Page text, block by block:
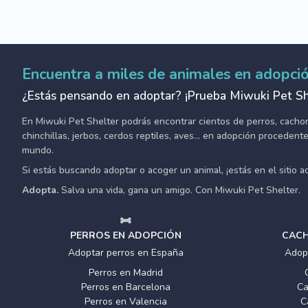
Encuentra a miles de animales en
¿Estás pensando en adoptar? ¡Prueba Miwuki Pet
En Miwuki Pet Shelter podrás encontrar cientos de perros,
chinchillas, jerbos, cerdos reptiles, aves... en adopción
mundo.
Si estás buscando adoptar o acoger un animal, ¡estás en el sitio
Adopta. Salva una vida, gana un amigo. Con Miwuki Pet Shelter.
PERROS EN ADOPCIÓN
Adoptar perros en España
Perros en Madrid
Perros en Barcelona
Perros en Valencia